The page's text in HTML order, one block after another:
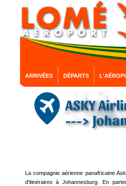
ARRIVÉES DÉPARTS
ASKY
--->
La compagnie aérienne panafricaine
d'itinéraires à Johannesburg. En